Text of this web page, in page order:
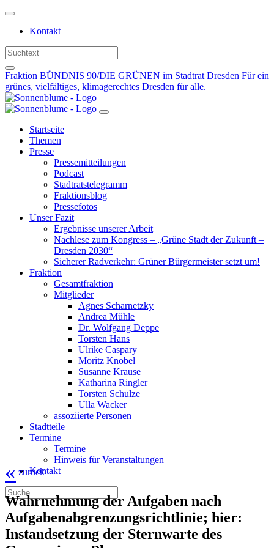
Weiter
Inhalt
Kontakt
Fraktion BÜNDNIS 90/DIE GRÜNEN im Stadtrat Dresden Für ein
grünes, vielfältiges, klimagerechtes Dresden für alle.
Startseite
Themen
Presse
Pressemitteilungen
Podcast
Stadtratstelegramm
Fraktionsblog
Pressefotos
Unser Fazit
Ergebnisse unserer Arbeit
Nachlese zum Kongress – „Grüne Stadt der Zukunft –
Dresden 2030“
Sicherer Radverkehr: Grüner Bürgermeister setzt um!
Fraktion
Gesamtfraktion
Mitglieder
Agnes Scharnetzky
Andrea Mühle
Dr. Wolfgang Deppe
Torsten Hans
Ulrike Caspary
Moritz Knobel
Susanne Krause
Katharina Ringler
Torsten Schulze
Ulla Wacker
assoziierte Personen
Stadtteile
Termine
Termine
Hinweis für Veranstaltungen
Kontakt
« zurück
Wahrnehmung der Aufgaben nach
Aufgabenabgrenzungsrichtlinie; hier:
Instandsetzung der Sternwarte des